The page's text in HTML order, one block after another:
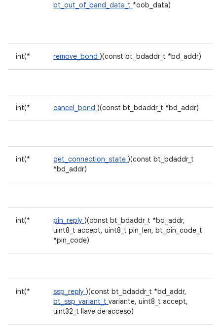
bt_out_of_band_data_t *oob_data)
int(* remove_bond )(const bt_bdaddr_t *bd_addr)
int(* cancel_bond )(const bt_bdaddr_t *bd_addr)
int(* get_connection_state )(const bt_bdaddr_t
*bd_addr)
int(* pin_reply )(const bt_bdaddr_t *bd_addr,
uint8_t accept, uint8_t pin_len, bt_pin_code_t
*pin_code)
int(* ssp_reply )(const bt_bdaddr_t *bd_addr,
bt_ssp_variant_t variante, uint8_t accept,
uint32_t llave de acceso)